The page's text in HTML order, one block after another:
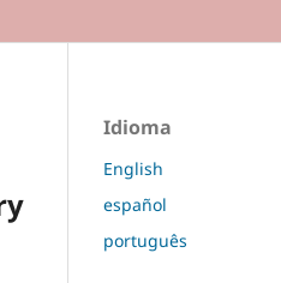
Idioma
English
español
português